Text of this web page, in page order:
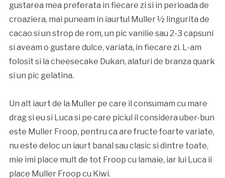
gustarea mea preferata in fiecare zi si in perioada de
croaziera, mai puneam in iaurtul Muller ½ lingurita de
cacao si un strop de rom, un pic vanilie sau 2-3 capsuni
si aveam o gustare dulce, variata, in fiecare zi. L-am
folosit si la cheesecake Dukan, alaturi de branza quark
si un pic gelatina.
Un alt iaurt de la Muller pe care il consumam cu mare
drag si eu si Luca si pe care piciul il considera uber-bun
este Muller Froop, pentru ca are fructe foarte variate,
nu este deloc un iaurt banal sau clasic si dintre toate,
mie imi place mult de tot Froop cu lamaie, iar lui Luca ii
place Muller Froop cu Kiwi.